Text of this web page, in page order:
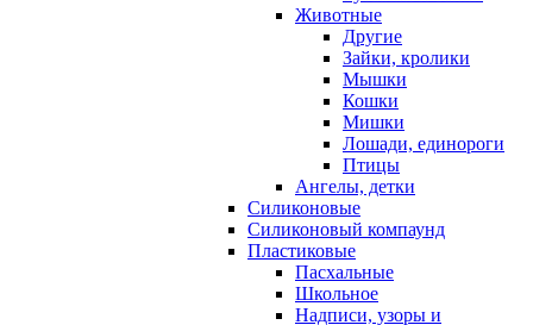
Животные
Другие
Зайки, кролики
Мышки
Кошки
Мишки
Лошади, единороги
Птицы
Ангелы, детки
Силиконовые
Силиконовый компаунд
Пластиковые
Пасхальные
Школьное
Надписи, узоры и